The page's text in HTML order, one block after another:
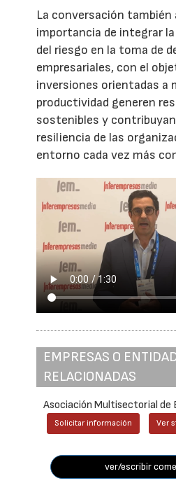
La conversación también
importancia de integrar
del riesgo en la toma de
empresariales, con el
inversiones orientadas a
productividad generen
sostenibles y
resiliencia de las
entorno cada vez más
EMPRESAS O
RELACIONADAS
Asociación Multisectorial de
Solicitar información Ver
ver/escribir